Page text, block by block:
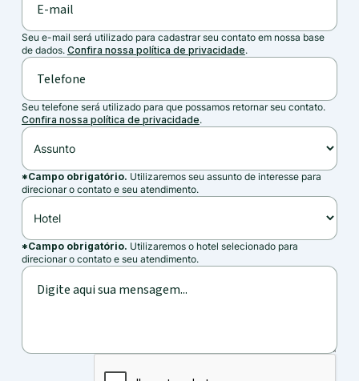
Seu e-mail será utilizado para cadastrar seu contato em nossa base
de dados. Confira nossa política de privacidade.
Seu telefone será utilizado para que possamos retornar seu contato.
Confira nossa política de privacidade.
*Campo obrigatório. Utilizaremos seu assunto de interesse para
direcionar o contato e seu atendimento.
*Campo obrigatório. Utilizaremos o hotel selecionado para
direcionar o contato e seu atendimento.